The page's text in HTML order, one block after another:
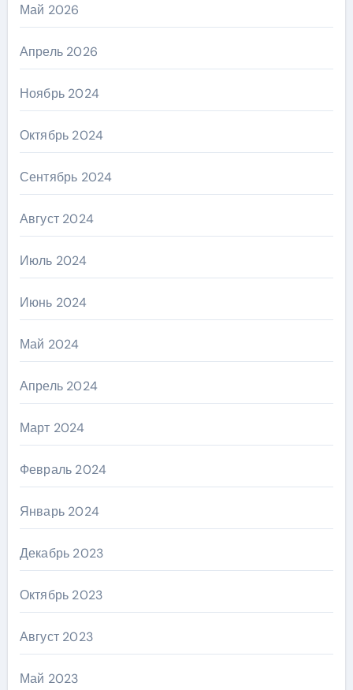
Май 2026
Апрель 2026
Ноябрь 2024
Октябрь 2024
Сентябрь 2024
Август 2024
Июль 2024
Июнь 2024
Май 2024
Апрель 2024
Март 2024
Февраль 2024
Январь 2024
Декабрь 2023
Октябрь 2023
Август 2023
Май 2023